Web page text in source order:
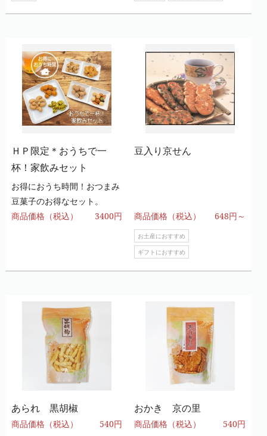
ＨＰ限定＊おうちで一
杯！家飲みセット
お得におうち時間！おつまみ
豆菓子のお得なセット。
商品価格（税込）
3400円
豆入り京せん
商品価格（税込） 648円～
お土産におすすめ
ギフトにおすすめ
あられ 黒胡椒
商品価格（税込） 540円
おかき 京の里
商品価格（税込） 540円